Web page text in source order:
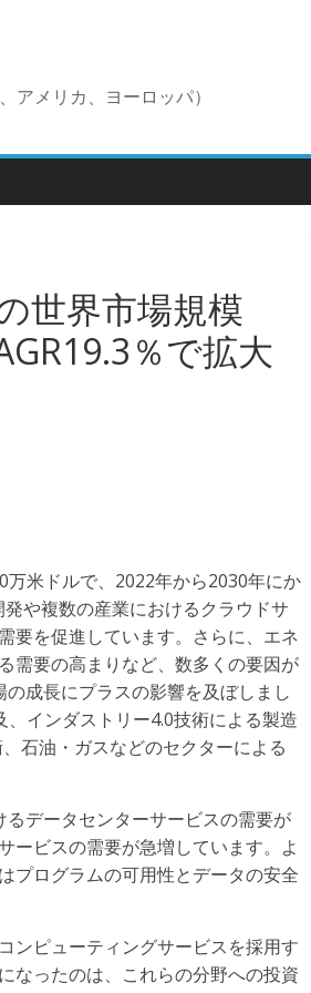
メリカ、ヨーロッパ）
世界市場規模
％で拡大
米ドルで、2022年から2030年にか
や複数の産業におけるクラウドサ
要を促進しています。さらに、エネ
需要の高まりなど、数多くの要因が
成長にプラスの影響を及ぼしまし
インダストリー4.0技術による製造
石油・ガスなどのセクターによる
データセンターサービスの需要が
ービスの需要が急増しています。よ
プログラムの可用性とデータの安全
ンピューティングサービスを採用す
なったのは、これらの分野への投資